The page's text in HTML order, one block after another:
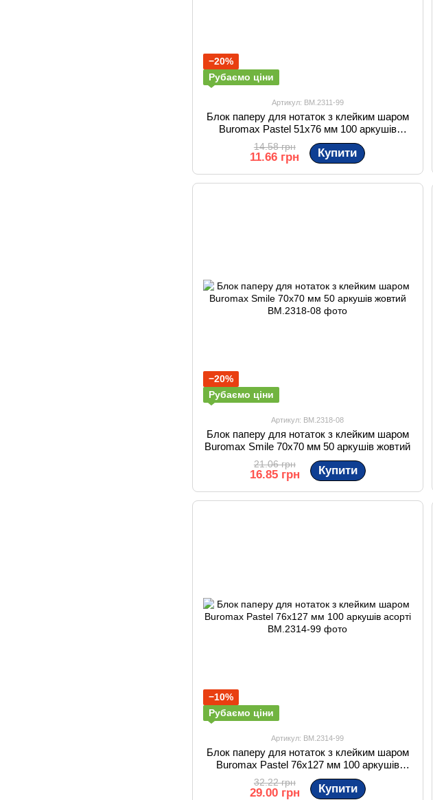
−20%
Рубаємо ціни
Артикул: BM.2311-99
Блок паперу для нотаток з клейким шаром
Buromax Pastel 51x76 мм 100 аркушів
асорті
14.58 грн
11.66 грн Купити
−20%
Рубаємо ціни
Артикул: BM.2318-08
Блок паперу для нотаток з клейким шаром
Buromax Smile 70x70 мм 50 аркушів жовтий
21.06 грн
16.85 грн Купити
−10%
Рубаємо ціни
Артикул: BM.2314-99
Блок паперу для нотаток з клейким шаром
Buromax Pastel 76x127 мм 100 аркушів
асорті
32.22 грн
29.00 грн Купити